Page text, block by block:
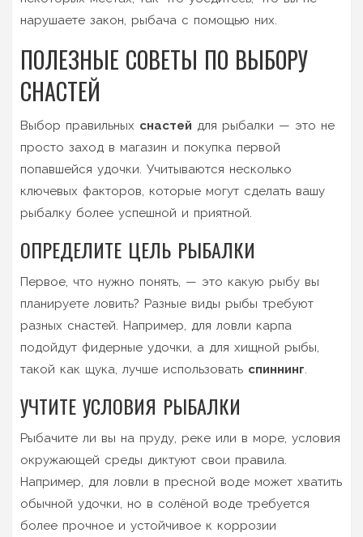
нарушаете закон, рыбача с помощью них.
ПОЛЕЗНЫЕ СОВЕТЫ ПО ВЫБОРУ
СНАСТЕЙ
Выбор правильных снастей для рыбалки — это не
просто заход в магазин и покупка первой
попавшейся удочки. Учитываются несколько
ключевых факторов, которые могут сделать вашу
рыбалку более успешной и приятной.
ОПРЕДЕЛИТЕ ЦЕЛЬ РЫБАЛКИ
Первое, что нужно понять, — это какую рыбу вы
планируете ловить? Разные виды рыбы требуют
разных снастей. Например, для ловли карпа
подойдут фидерные удочки, а для хищной рыбы,
такой как щука, лучше использовать спиннинг.
УЧТИТЕ УСЛОВИЯ РЫБАЛКИ
Рыбачите ли вы на пруду, реке или в море, условия
окружающей среды диктуют свои правила.
Например, для ловли в пресной воде может хватить
обычной удочки, но в солёной воде требуется
более прочное и устойчивое к коррозии